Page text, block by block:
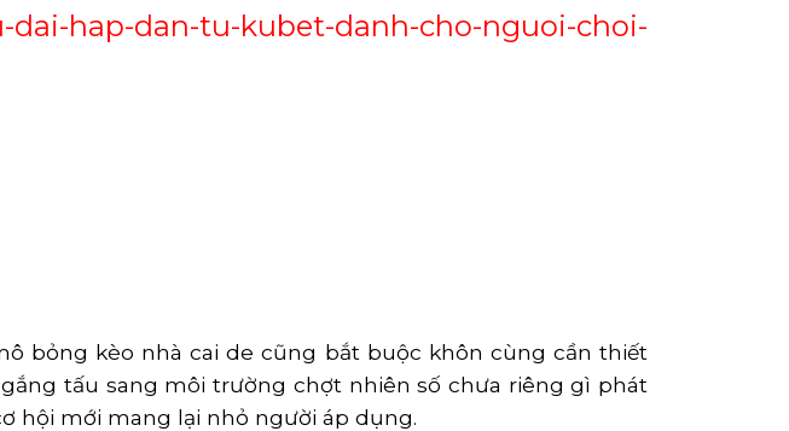
hap-dan-tu-kubet-danh-cho-nguoi-choi-
bỏng kèo nhà cai de cũng bắt buộc khôn cùng cần thiết
tấu sang môi trường chợt nhiên số chưa riêng gì phát
hội mới mang lại nhỏ người áp dụng.